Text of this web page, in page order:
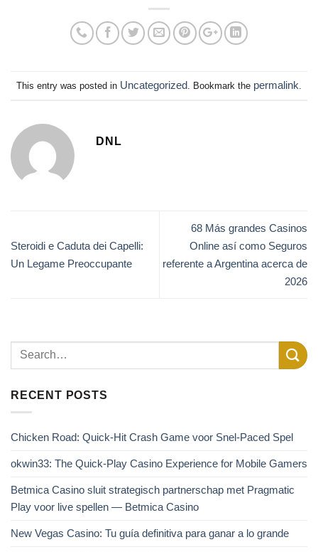
This entry was posted in Uncategorized . Bookmark the permalink
DNL
Steroidi e Caduta dei Capelli:
Un Legame Preoccupante
68 Más grandes Casinos
Online así­ como Seguros
referente a Argentina acerca de
2026
RECENT POSTS
Chicken Road: Quick‑Hit Crash Game voor Snel‑Paced Spel
okwin33: The Quick‑Play Casino Experience for Mobile Gamers
Betmica Casino sluit strategisch partnerschap met Pragmatic
Play voor live spellen — Betmica Casino
New Vegas Casino: Tu guía definitiva para ganar a lo grande